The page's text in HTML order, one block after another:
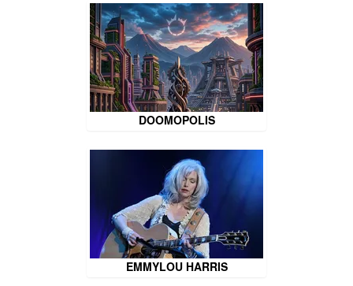
DOOMOPOLIS
EMMYLOU HARRIS